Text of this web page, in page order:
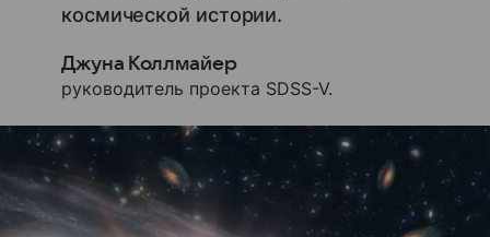
космической истории.
Джуна Коллмайер
руководитель проекта SDSS-V.